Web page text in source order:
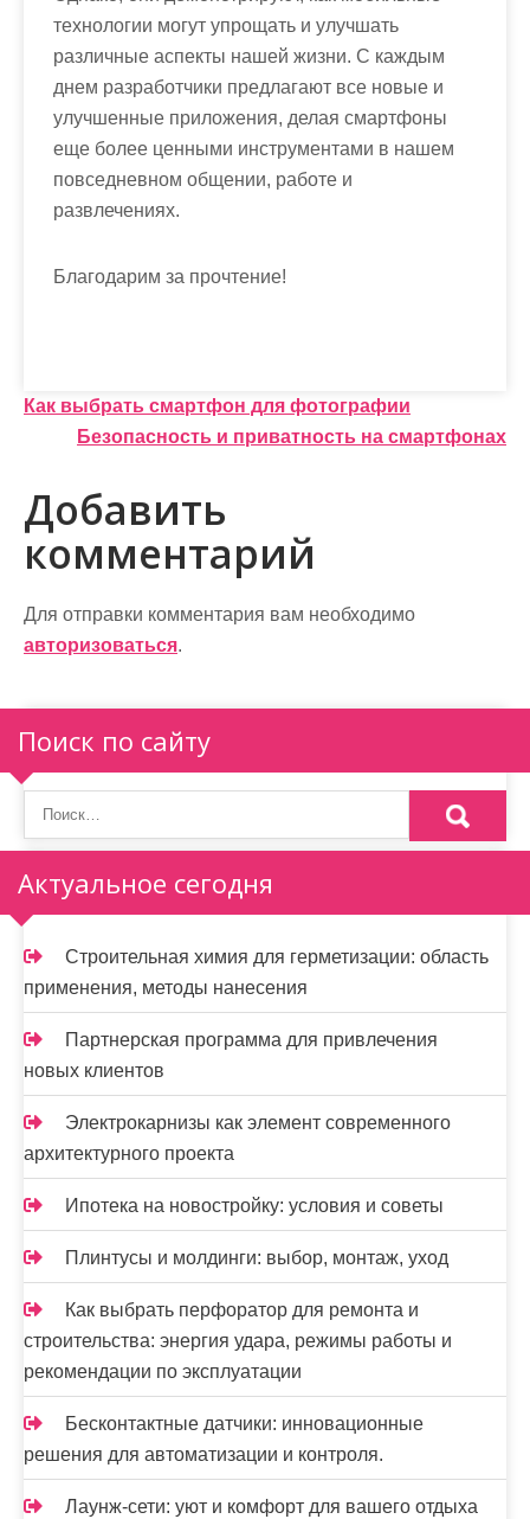
технологии могут упрощать и улучшать
различные аспекты нашей жизни. С каждым
днем разработчики предлагают все новые и
улучшенные приложения, делая смартфоны
еще более ценными инструментами в нашем
повседневном общении, работе и
развлечениях.
Благодарим за прочтение!
Н
в
и
а
и
я
п
о
з
а
п
и
с
я
м
Как выбрать смартфон для фотографии
Безопасность и приватность на смартфонах
Добавить
комментарий
Для отправки комментария вам необходимо
авторизоваться.
Поиск по сайту
Актуальное сегодня
Строительная химия для герметизации: область
применения, методы нанесения
Партнерская программа для привлечения
новых клиентов
Электрокарнизы как элемент современного
архитектурного проекта
Ипотека на новостройку: условия и советы
Плинтусы и молдинги: выбор, монтаж, уход
Как выбрать перфоратор для ремонта и
строительства: энергия удара, режимы работы и
рекомендации по эксплуатации
Бесконтактные датчики: инновационные
решения для автоматизации и контроля.
Лаунж-сети: уют и комфорт для вашего отдыха